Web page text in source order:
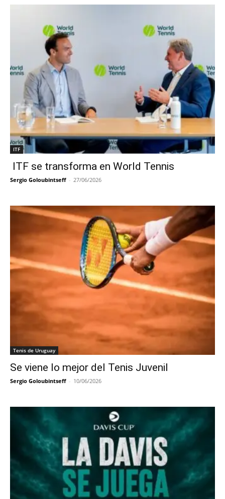
ITF
ITF se transforma en World Tennis
Sergio Goloubintseff - 27/06/2026
Tenis de Uruguay
Se viene lo mejor del Tenis Juvenil
Sergio Goloubintseff - 10/06/2026